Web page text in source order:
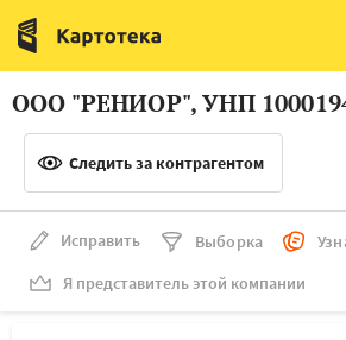
Италия
Люксембург
Нидерланды
ООО "РЕНИОР", УНП
Следить за контрагентом
Исправить Выборка
Я представитель этой компании